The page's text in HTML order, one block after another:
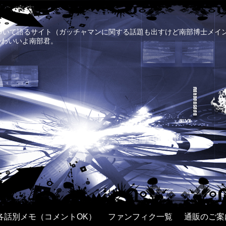
て語るサイト（ガッチャマンに関する話題も出すけど南部博士メ
いいよ南部君。
話別メモ（コメントOK） ファンフィク一覧 通販のご案